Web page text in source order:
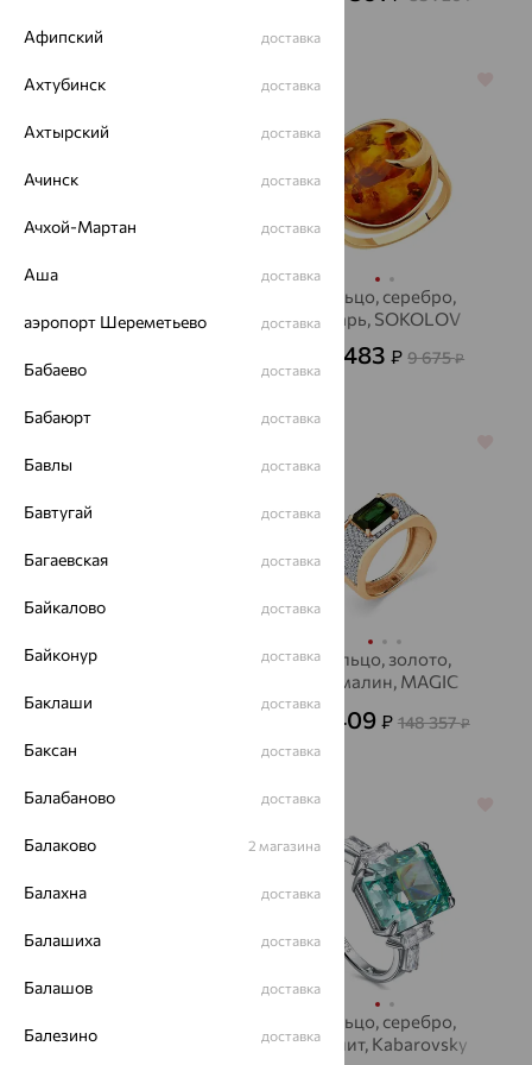
64%
изумруд
64%
Кольцо, серебро,
янтарь, SOKOLOV
3 483₽ 9 675₽
Кольцо, золото, агат/
Кольцо, золото,
турмалин, MAGIC
53 409 ₽ 148 357₽
64% 64%
Кольцо, серебро,
фианит, Kabarovsky
Афипский доставка
Ахтубинск доставка
Ахтырский доставка
Ачинск доставка
Ачхой-Мартан доставка
Аша доставка
аэропорт Шереметьево доставка
Бабаево доставка
Бабаюрт доставка
Бавлы доставка
Бавтугай доставка
Багаевская доставка
Байкалово доставка
Байконур доставка
Баклаши доставка
Баксан доставка
Балабаново доставка
Балаково 2 магазина
Балахна доставка
Балашиха доставка
Балашов доставка
Балезино доставка